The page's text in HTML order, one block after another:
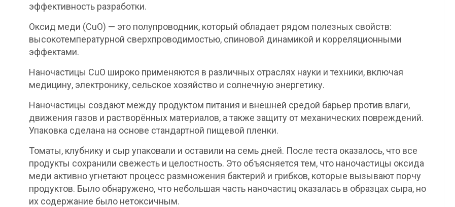
эффективность разработки.
Оксид меди (СuO) — это полупроводник, который обладает рядом полезных свойств:
высокотемпературной сверхпроводимостью, спиновой динамикой и корреляционными
эффектами.
Наночастицы CuO широко применяются в различных отраслях науки и техники, включая
медицину, электронику, сельское хозяйство и солнечную энергетику.
Наночастицы создают между продуктом питания и внешней средой барьер против влаги,
движения газов и растворённых материалов, а также защиту от механических повреждений.
Упаковка сделана на основе стандартной пищевой пленки.
Томаты, клубнику и сыр упаковали и оставили на семь дней. После теста оказалось, что все
продукты сохранили свежесть и целостность. Это объясняется тем, что наночастицы оксида
меди активно угнетают процесс размножения бактерий и грибков, которые вызывают порчу
продуктов. Было обнаружено, что небольшая часть наночастиц оказалась в образцах сыра, но
их содержание было нетоксичным.